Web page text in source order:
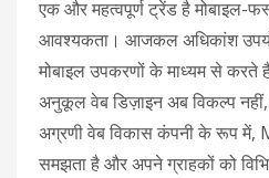
एक और महत्वपूर्ण ट्रेंड है मोबाइल-
आवश्यकता। आजकल अधिकांश
मोबाइल उपकरणों के माध्यम से करते
अनुकूल वेब डिज़ाइन अब विकल्प नहीं,
अग्रणी वेब विकास कंपनी के रूप
समझता है और अपने ग्राहकों को